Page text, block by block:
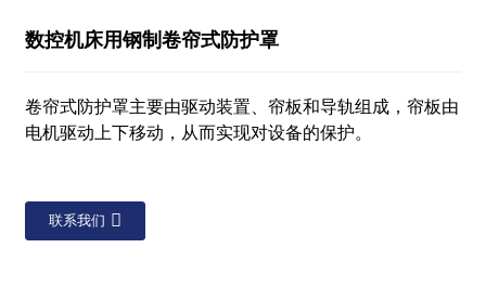
数控机床用钢制卷帘式防护罩
卷帘式防护罩主要由驱动装置、帘板和导轨组成，帘板由
电机驱动上下移动，从而实现对设备的保护。
联系我们